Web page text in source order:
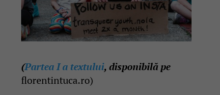
(Partea I a textului, disponibilă pe
florentintuca.ro)